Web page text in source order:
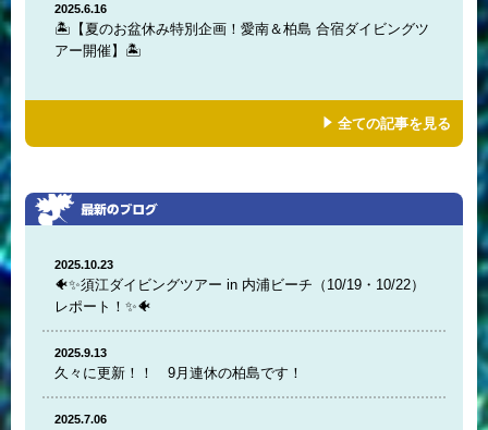
2025.6.16
🏝️【夏のお盆休み特別企画！愛南＆柏島 合宿ダイビングツ
アー開催】🏝️
全ての記事を見る
2025.10.23
🐠✨須江ダイビングツアー in 内浦ビーチ（10/19・10/22）
レポート！✨🐠
2025.9.13
久々に更新！！ 9月連休の柏島です！
2025.7.06